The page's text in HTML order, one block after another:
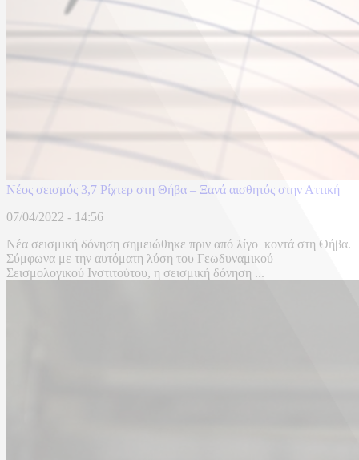
Νέος σεισμός 3,7 Ρίχτερ στη Θήβα – Ξανά αισθητός στην Αττική
07/04/2022 - 14:56
Νέα σεισμική δόνηση σημειώθηκε πριν από λίγο κοντά στη Θήβα.
Σύμφωνα με την αυτόματη λύση του Γεωδυναμικού
Σεισμολογικού Ινστιτούτου, η σεισμική δόνηση ...